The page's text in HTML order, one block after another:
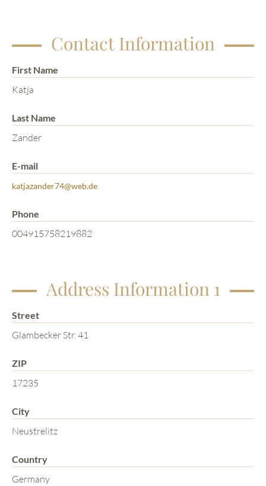
Contact Information
First Name
Katja
Last Name
Zander
E-mail
katjazander74@web.de
Phone
004915758219882
Address Information 1
Street
Glambecker Str. 41
ZIP
17235
City
Neustrelitz
Country
Germany